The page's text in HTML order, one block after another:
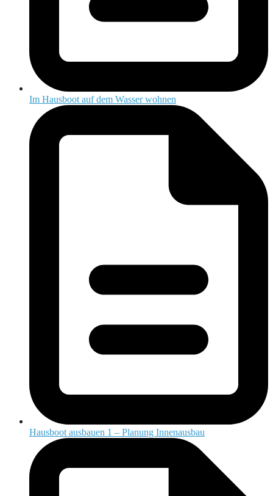
Im Hausboot auf dem Wasser wohnen
Hausboot ausbauen 1 – Planung Innenausbau